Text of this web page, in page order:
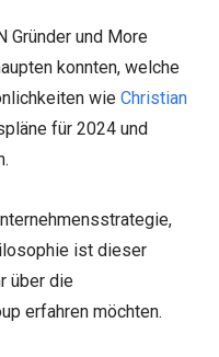
Gründer und More
konnten, welche
wie Christian
für 2024 und
ist dieser
über die
erfahren möchten.